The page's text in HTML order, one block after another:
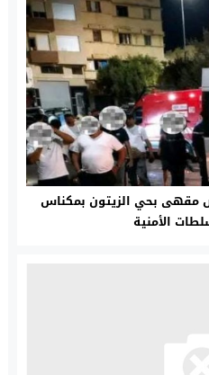
مقهى بحي الزيتون بمكناس
الأمنية